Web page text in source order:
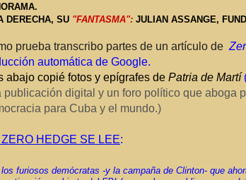
DERECHA, SU "FANTASMA": JULIAN ASSANGE,
prueba transcribo partes de un artículo de
automática de Google.
abajo copié fotos y epígrafes de Patria de Martí
publicación digital y un foro político que aboga
para Cuba y el mundo.)
ZERO HEDGE SE LEE:
furiosos demócratas -y la campaña de Clinton- que